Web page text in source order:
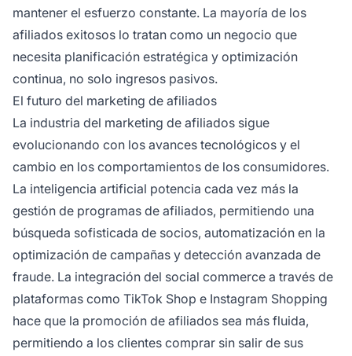
mantener el esfuerzo constante. La mayoría de los
afiliados exitosos lo tratan como un negocio que
necesita planificación estratégica y optimización
continua, no solo ingresos pasivos.
El futuro del marketing de afiliados
La industria del marketing de afiliados sigue
evolucionando con los avances tecnológicos y el
cambio en los comportamientos de los consumidores.
La inteligencia artificial potencia cada vez más la
gestión de programas de afiliados, permitiendo una
búsqueda sofisticada de socios, automatización en la
optimización de campañas y detección avanzada de
fraude. La integración del social commerce a través de
plataformas como TikTok Shop e Instagram Shopping
hace que la promoción de afiliados sea más fluida,
permitiendo a los clientes comprar sin salir de sus